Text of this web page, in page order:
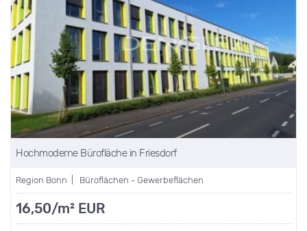
Hochmoderne Bürofläche in Friesdorf
Region Bonn | Büroflächen - Gewerbeflächen
16,50/m² EUR